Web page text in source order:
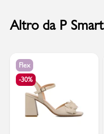
Altro da P Smart
Flex
-30%